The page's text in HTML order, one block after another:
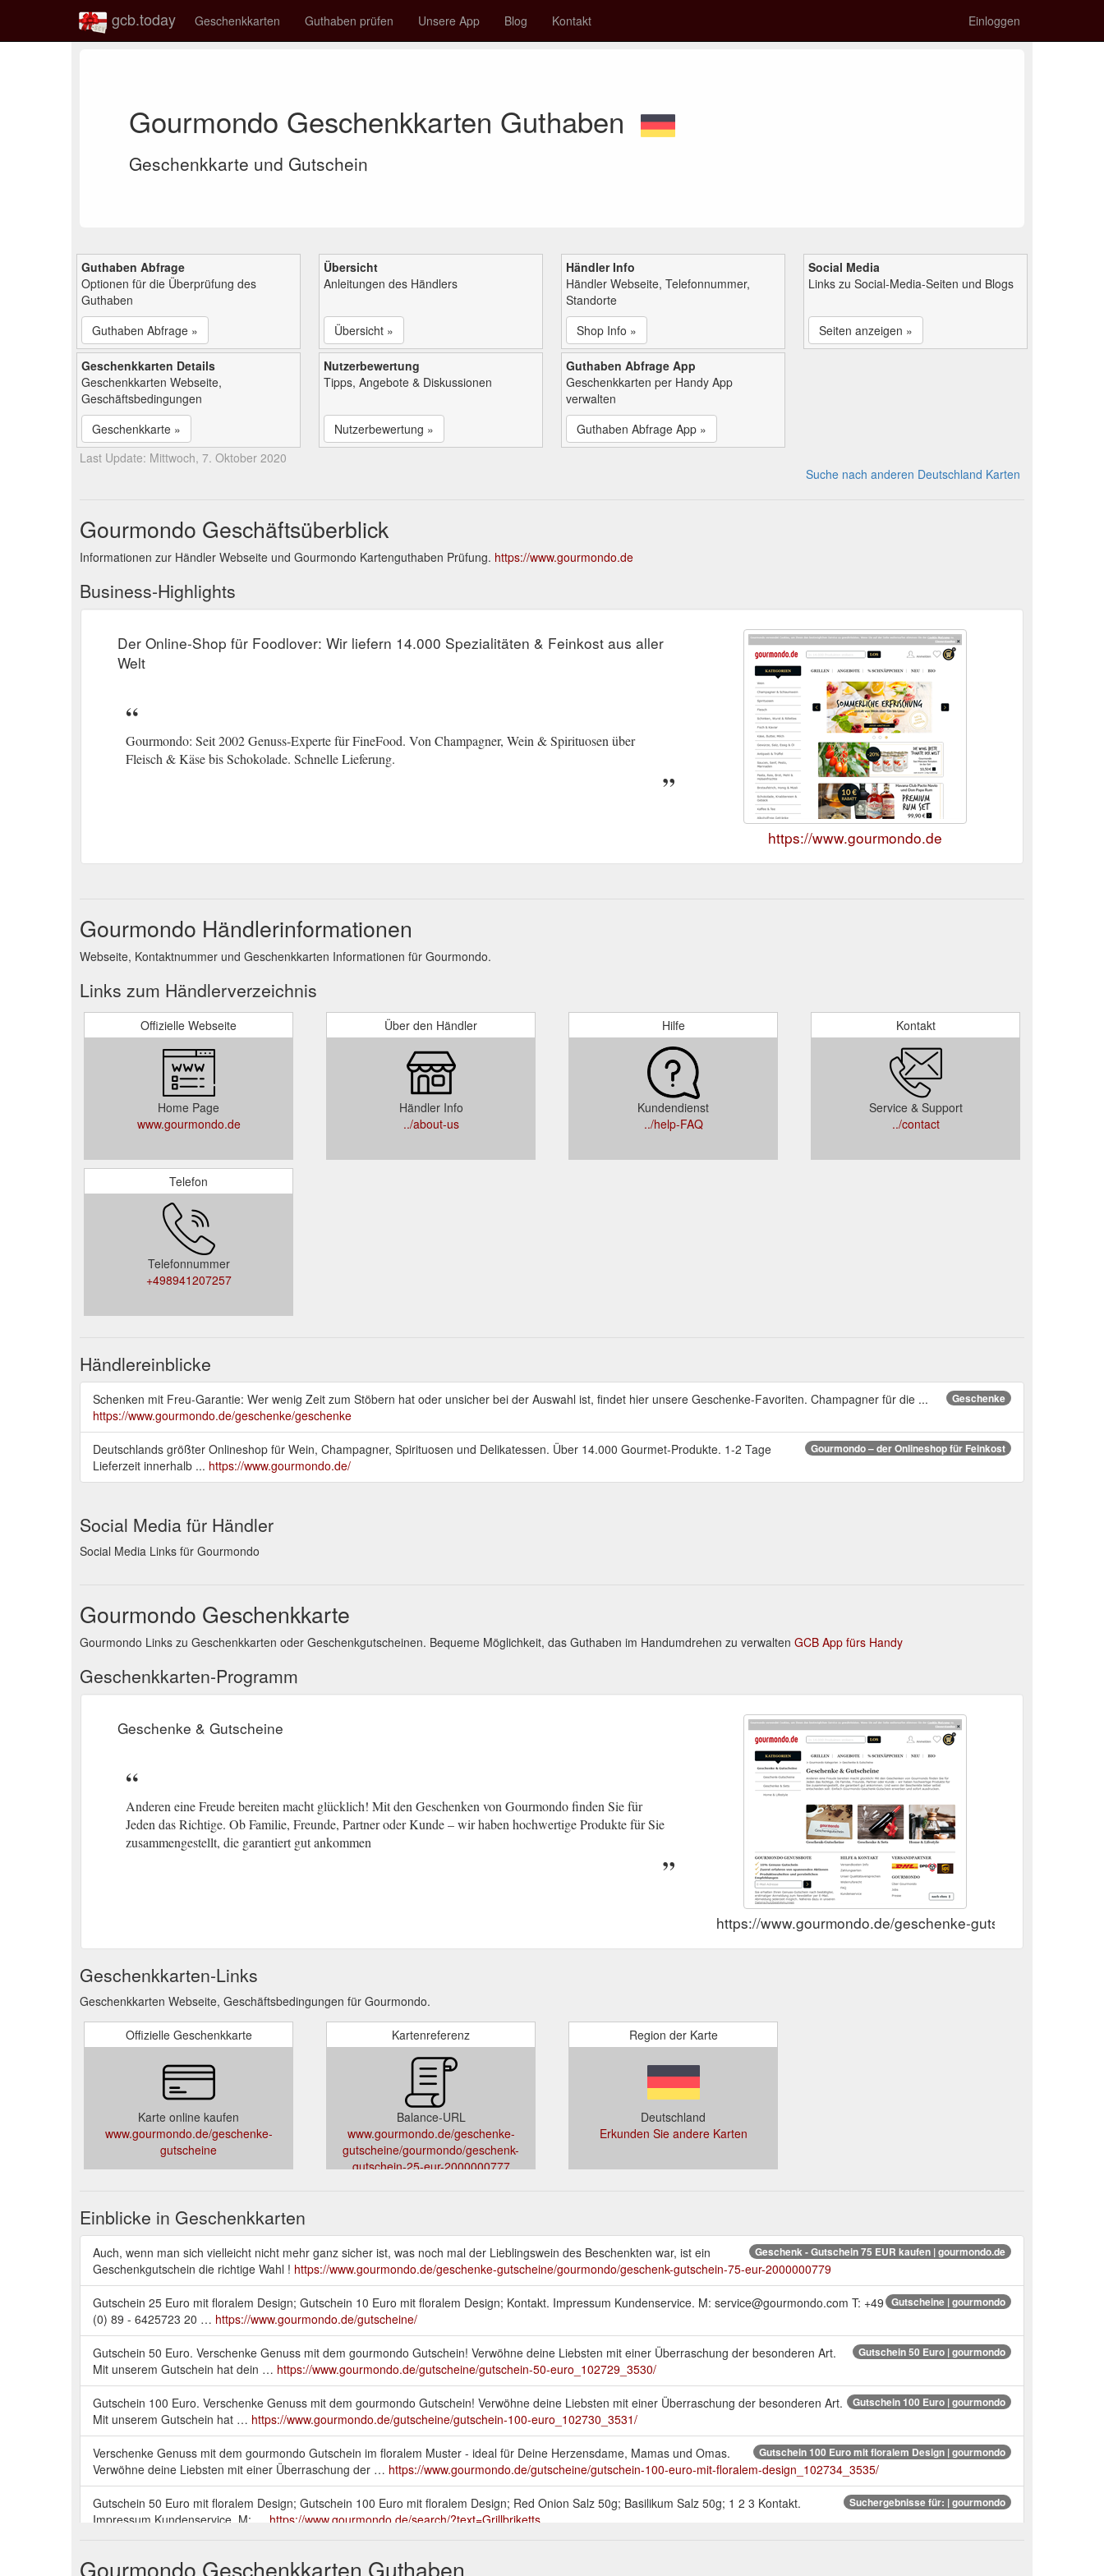
gcb.today Geschenkkarten Guthaben prüfen Unsere App Blog Kontakt Einloggen
Gourmondo Geschenkkarten Guthaben
Geschenkkarte und Gutschein
Guthaben Abfrage
Optionen für die Überprüfung des
Guthaben
Guthaben Abfrage »
Übersicht
Anleitungen des Händlers
Übersicht »
Händler Info
Händler Webseite, Telefonnummer,
Standorte
Shop Info »
Social Media
Links zu Social-Media-Seiten und Blogs
Seiten anzeigen »
Geschenkkarten Details
Geschenkkarten Webseite,
Geschäftsbedingungen
Geschenkkarte »
Nutzerbewertung
Tipps, Angebote & Diskussionen
Nutzerbewertung »
Guthaben Abfrage App
Geschenkkarten per Handy App
verwalten
Guthaben Abfrage App »
Last Update: Mittwoch, 7. Oktober 2020
Suche nach anderen Deutschland Karten
Gourmondo Geschäftsüberblick
Informationen zur Händler Webseite und Gourmondo Kartenguthaben Prüfung. https://www.gourmondo.de
Business-Highlights
Der Online-Shop für Foodlover: Wir liefern 14.000 Spezialitäten & Feinkost aus aller
Welt
Gourmondo: Seit 2002 Genuss-Experte für FineFood. Von Champagner, Wein & Spirituosen über
Fleisch & Käse bis Schokolade. Schnelle Lieferung.
https://www.gourmondo.de
Gourmondo Händlerinformationen
Webseite, Kontaktnummer und Geschenkkarten Informationen für Gourmondo.
Links zum Händlerverzeichnis
Offizielle Webseite
Home Page
www.gourmondo.de
Über den Händler
Händler Info
../about-us
Hilfe
Kundendienst
../help-FAQ
Kontakt
Service & Support
../contact
Telefon
Telefonnummer
+498941207257
Händlereinblicke
Geschenke
Schenken mit Freu-Garantie: Wer wenig Zeit zum Stöbern hat oder unsicher bei der Auswahl ist, findet hier unsere Geschenke-Favoriten. Champagner für die ...
https://www.gourmondo.de/geschenke/geschenke
Gourmondo – der Onlineshop für Feinkost
Deutschlands größter Onlineshop für Wein, Champagner, Spirituosen und Delikatessen. Über 14.000 Gourmet-Produkte. 1-2 Tage
Lieferzeit innerhalb ... https://www.gourmondo.de/
Social Media für Händler
Social Media Links für Gourmondo
Gourmondo Geschenkkarte
Gourmondo Links zu Geschenkkarten oder Geschenkgutscheinen. Bequeme Möglichkeit, das Guthaben im Handumdrehen zu verwalten GCB App fürs Handy
Geschenkkarten-Programm
Geschenke & Gutscheine
Anderen eine Freude bereiten macht glücklich! Mit den Geschenken von Gourmondo finden Sie für
Jeden das Richtige. Ob Familie, Freunde, Partner oder Kunde – wir haben hochwertige Produkte für Sie
zusammengestellt, die garantiert gut ankommen
https://www.gourmondo.de/geschenke-gutscheine
Geschenkkarten-Links
Geschenkkarten Webseite, Geschäftsbedingungen für Gourmondo.
Offizielle Geschenkkarte
Karte online kaufen
www.gourmondo.de/geschenke-
gutscheine
Kartenreferenz
Balance-URL
www.gourmondo.de/geschenke-
gutscheine/gourmondo/geschenk-
gutschein-25-eur-2000000777
Region der Karte
Deutschland
Erkunden Sie andere Karten
Einblicke in Geschenkkarten
Geschenk - Gutschein 75 EUR kaufen | gourmondo.de
Auch, wenn man sich vielleicht nicht mehr ganz sicher ist, was noch mal der Lieblingswein des Beschenkten war, ist ein
Geschenkgutschein die richtige Wahl ! https://www.gourmondo.de/geschenke-gutscheine/gourmondo/geschenk-gutschein-75-eur-2000000779
Gutscheine | gourmondo
Gutschein 25 Euro mit floralem Design; Gutschein 10 Euro mit floralem Design; Kontakt. Impressum Kundenservice. M: service@gourmondo.com T: +49
(0) 89 - 6425723 20 … https://www.gourmondo.de/gutscheine/
Gutschein 50 Euro | gourmondo
Gutschein 50 Euro. Verschenke Genuss mit dem gourmondo Gutschein! Verwöhne deine Liebsten mit einer Überraschung der besonderen Art.
Mit unserem Gutschein hat dein … https://www.gourmondo.de/gutscheine/gutschein-50-euro_102729_3530/
Gutschein 100 Euro | gourmondo
Gutschein 100 Euro. Verschenke Genuss mit dem gourmondo Gutschein! Verwöhne deine Liebsten mit einer Überraschung der besonderen Art.
Mit unserem Gutschein hat … https://www.gourmondo.de/gutscheine/gutschein-100-euro_102730_3531/
Gutschein 100 Euro mit floralem Design | gourmondo
Verschenke Genuss mit dem gourmondo Gutschein im floralem Muster - ideal für Deine Herzensdame, Mamas und Omas.
Verwöhne deine Liebsten mit einer Überraschung der … https://www.gourmondo.de/gutscheine/gutschein-100-euro-mit-floralem-design_102734_3535/
Suchergebnisse für: | gourmondo
Gutschein 50 Euro mit floralem Design; Gutschein 100 Euro mit floralem Design; Red Onion Salz 50g; Basilikum Salz 50g; 1 2 3 Kontakt.
Impressum Kundenservice. M: … https://www.gourmondo.de/search/?text=Grillbriketts
Honig MG 400+ 340g; Gutschein 25 …https://www.gourmondo.de/search/?q=::manufacturer:Pastificio+dei+Campi
Gourmondo Geschenkkarten Guthaben